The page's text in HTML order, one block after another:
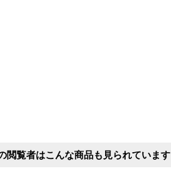
閲覧者はこんな商品も見られています